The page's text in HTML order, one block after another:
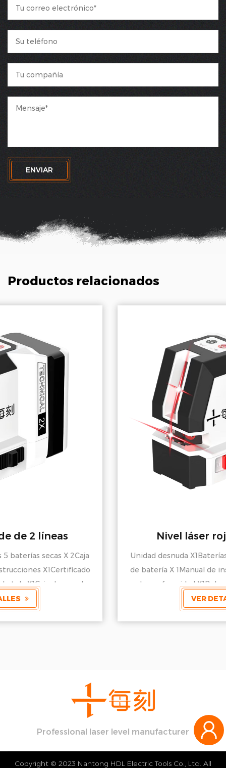
ENVIAR
Productos relacionados
Nivel láser rojo de 2 líneas
Unidad desnuda X1Baterías 5 baterías secas X 2Caja
de batería X 1Manual de instrucciones X1Certificado
de conformidad X1Bolsa de tela X1Caja de papel
Professional laser level manufacturer
Copyright © 2023 Nantong HDL Electric Tools Co., Ltd. All